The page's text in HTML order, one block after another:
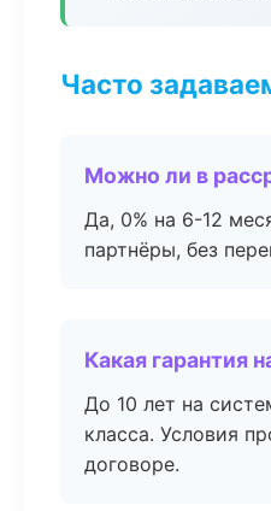
Часто
Можно ли в
Да, 0% на 6-12
партнёры, без
Какая гарантия
До 10 лет на
класса. Условия
договоре.